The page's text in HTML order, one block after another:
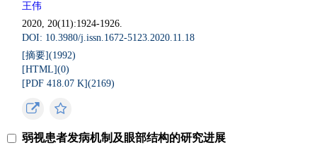
王伟
2020, 20(11):1924-1926.
DOI: 10.3980/j.issn.1672-5123.2020.11.18
[摘要](1992)
[HTML](0)
[PDF 418.07 K](2169)
弱视患者发病机制及眼部结构的研究进展